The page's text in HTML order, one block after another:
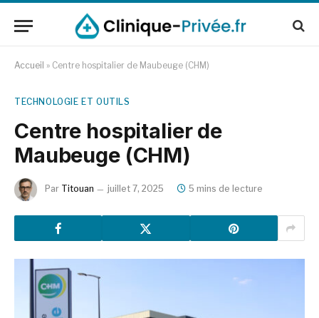
Accueil » Centre hospitalier de Maubeuge (CHM)
TECHNOLOGIE ET OUTILS
Centre hospitalier de
Maubeuge (CHM)
Par Titouan juillet 7, 2025 5 mins de lecture